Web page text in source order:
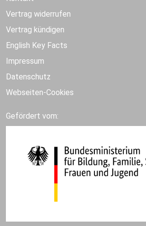
Vertrag widerrufen
Vertrag kündigen
English Key Facts
Impressum
Datenschutz
Webseiten-Cookies
Gefördert vom: